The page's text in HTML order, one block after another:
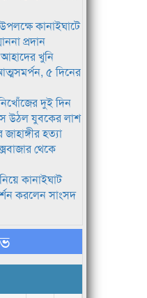
কানাইঘাটে
প্রদান
খুনি
৫ দিনের
দুই দিন
উঠল যুবকের লাশ
হত্যা
থেকে
কানাইঘাট
করলেন সাংসদ